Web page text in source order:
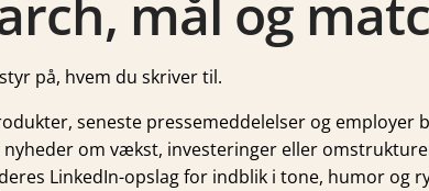
mål og
på, hvem du skriver til.
seneste pressemeddelelser og employer
nyheder om vækst, investeringer eller
LinkedIn-opslag for indblik i tone, humor og